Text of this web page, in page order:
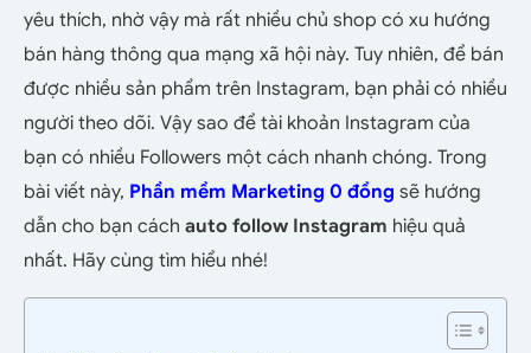
yêu thích, nhờ vậy mà rất nhiều chủ shop có xu hướng
bán hàng thông qua mạng xã hội này. Tuy nhiên, để bán
được nhiều sản phẩm trên Instagram, bạn phải có nhiều
người theo dõi. Vậy sao để tài khoản Instagram của
bạn có nhiều Followers một cách nhanh chóng. Trong
bài viết này, Phần mềm Marketing 0 đồng sẽ hướng
dẫn cho bạn cách auto follow Instagram hiệu quả
nhất. Hãy cùng tìm hiểu nhé!